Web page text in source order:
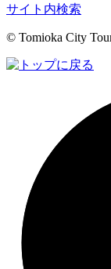
サイト内検索
© Tomioka City